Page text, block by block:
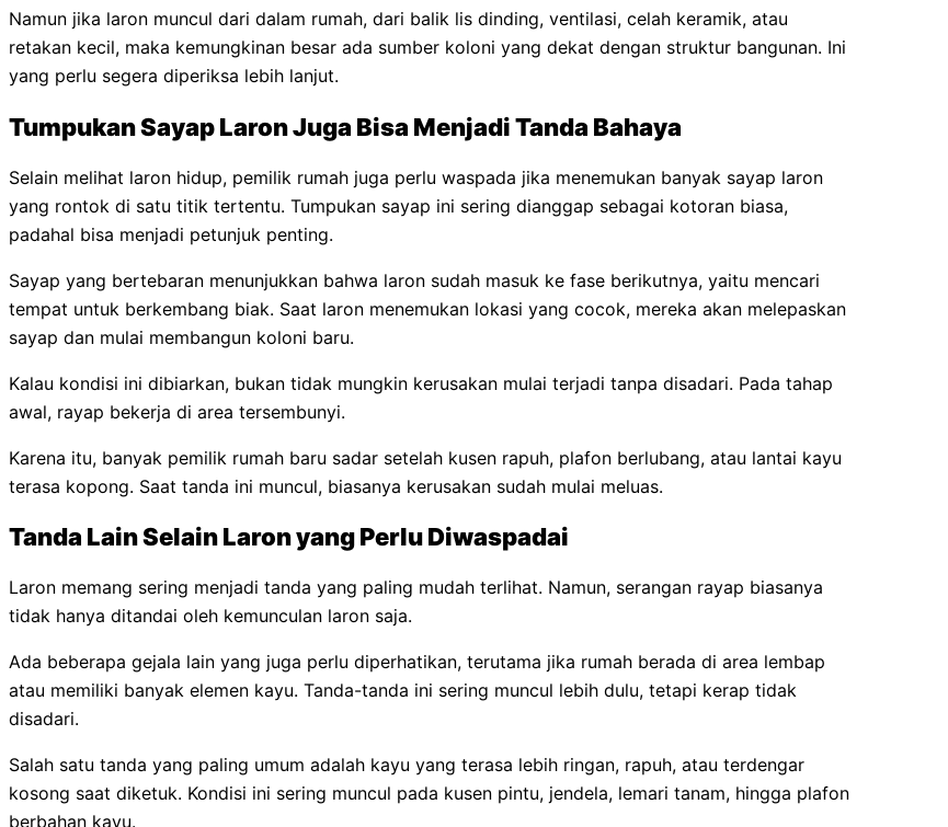
Namun jika laron muncul dari dalam rumah, dari balik lis dinding, ventilasi, celah keramik, atau
retakan kecil, maka kemungkinan besar ada sumber koloni yang dekat dengan struktur bangunan. Ini
yang perlu segera diperiksa lebih lanjut.
Tumpukan Sayap Laron Juga Bisa Menjadi Tanda Bahaya
Selain melihat laron hidup, pemilik rumah juga perlu waspada jika menemukan banyak sayap laron
yang rontok di satu titik tertentu. Tumpukan sayap ini sering dianggap sebagai kotoran biasa,
padahal bisa menjadi petunjuk penting.
Sayap yang bertebaran menunjukkan bahwa laron sudah masuk ke fase berikutnya, yaitu mencari
tempat untuk berkembang biak. Saat laron menemukan lokasi yang cocok, mereka akan melepaskan
sayap dan mulai membangun koloni baru.
Kalau kondisi ini dibiarkan, bukan tidak mungkin kerusakan mulai terjadi tanpa disadari. Pada tahap
awal, rayap bekerja di area tersembunyi.
Karena itu, banyak pemilik rumah baru sadar setelah kusen rapuh, plafon berlubang, atau lantai kayu
terasa kopong. Saat tanda ini muncul, biasanya kerusakan sudah mulai meluas.
Tanda Lain Selain Laron yang Perlu Diwaspadai
Laron memang sering menjadi tanda yang paling mudah terlihat. Namun, serangan rayap biasanya
tidak hanya ditandai oleh kemunculan laron saja.
Ada beberapa gejala lain yang juga perlu diperhatikan, terutama jika rumah berada di area lembap
atau memiliki banyak elemen kayu. Tanda-tanda ini sering muncul lebih dulu, tetapi kerap tidak
disadari.
Salah satu tanda yang paling umum adalah kayu yang terasa lebih ringan, rapuh, atau terdengar
kosong saat diketuk. Kondisi ini sering muncul pada kusen pintu, jendela, lemari tanam, hingga plafon
berbahan kayu.